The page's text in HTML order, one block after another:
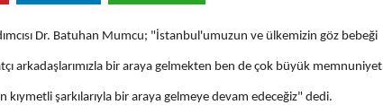
Dr. Batuhan Mumcu; "İstanbul'umuzun ve ülkemizin göz bebeği
arkadaşlarımızla bir araya gelmekten ben de çok büyük memnuniyet
kıymetli şarkılarıyla bir araya gelmeye devam edeceğiz" dedi.